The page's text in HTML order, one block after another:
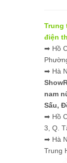
Trung
điện
➡ Hồ
➡ Hà
nam
Sấu,
➡ Hồ
3, Q.
➡ Hà
Trung